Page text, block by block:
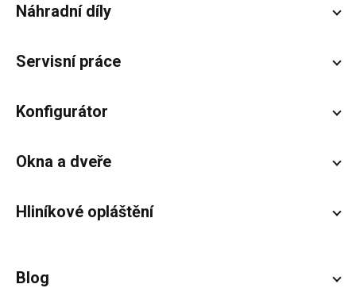
Náhradní díly
Servisní práce
Konfigurátor
Okna a dveře
Hliníkové opláštění
Blog